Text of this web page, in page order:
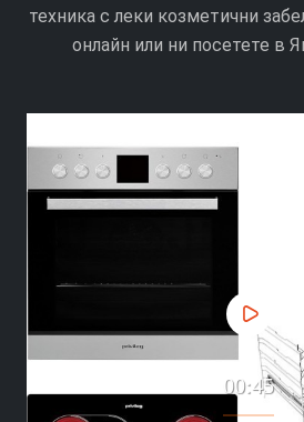
техника с леки козметични
онлайн или ни посетете в
00:45